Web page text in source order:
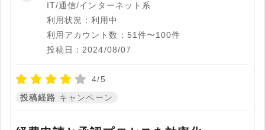
IT/通信/インターネット系
利用状況：利用中
利用アカウント数：51件〜100件
投稿日：2024/08/07
4/5
投稿経路 キャンペーン